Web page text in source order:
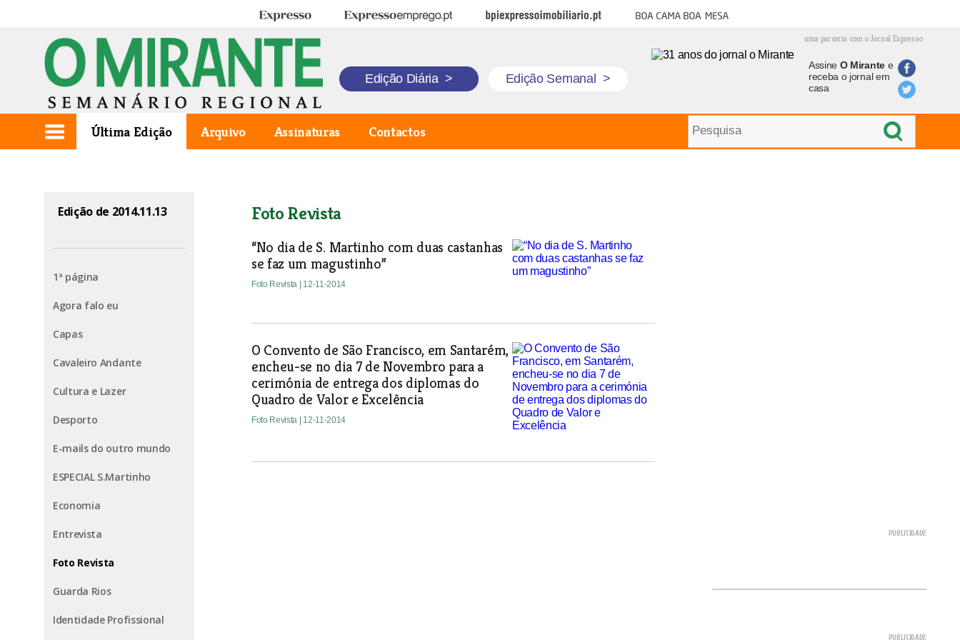
Expresso Expresso Emprego BPI Expresso Imobiliário Boa cama boa mesa
uma parceria com o Jornal Expresso
Edição Diária > Edição Semanal >
Assine O Mirantee
receba o jornal em
casa
Última Edição Arquivo Assinaturas Contactos
Edição de 2014.11.13
1ª página
Agora falo eu
Capas
Cavaleiro Andante
Cultura e Lazer
Desporto
E-mails do outro mundo
ESPECIAL S.Martinho
Economia
Entrevista
Foto Revista
Guarda Rios
Identidade Profissional
Foto Revista
“No dia de S. Martinho com duas castanhas
se faz um magustinho”
Foto Revista | 12-11-2014
O Convento de São Francisco, em Santarém,
encheu-se no dia 7 de Novembro para a
cerimónia de entrega dos diplomas do
Quadro de Valor e Excelência
Foto Revista | 12-11-2014